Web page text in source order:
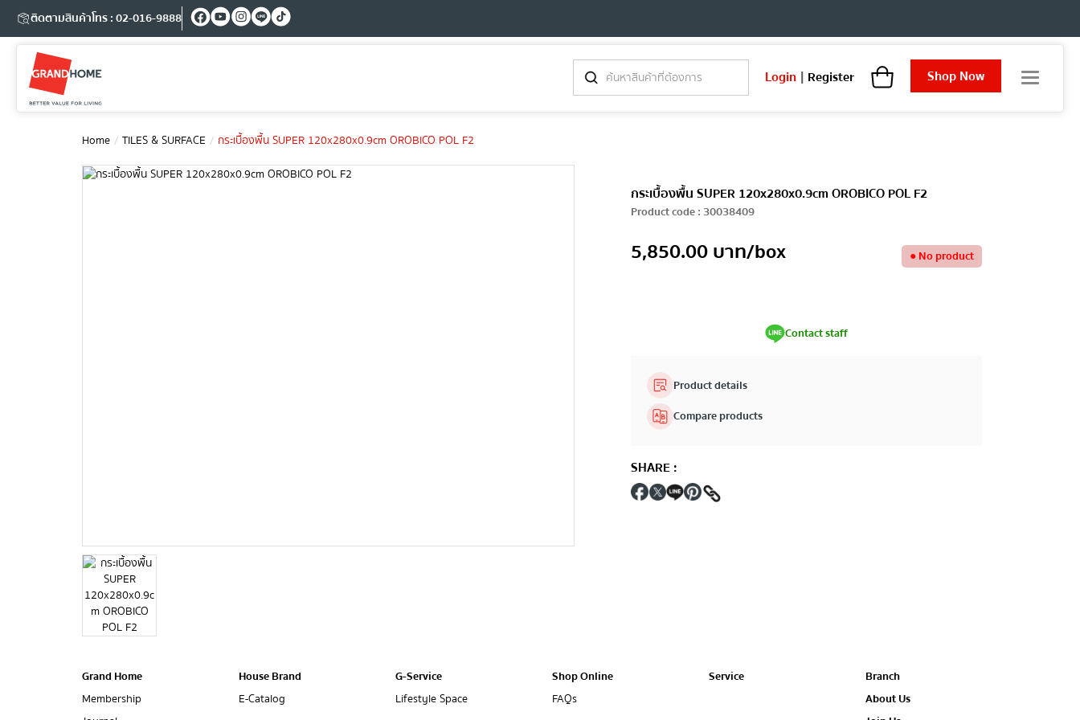
ติดตามสินค้าโทร : 02-016-9888
Login | Register Shop Now
T
g
Home TILES & SURFACE กระเบื้องพื้น SUPER 120x280x0.9cm OROBICO POL F2
กระเบื้องพื้น SUPER 120x280x0.9cm OROBICO POL F2
Product code: 30038409
5,850.00บาท/box ●No product
Contact staff
Product details
Compare products
SHARE:
Grand Home
Membership
House Brand
E-Catalog
G-Service
Lifestyle Space
Shop Online
FAQs
Service
Branch
About Us